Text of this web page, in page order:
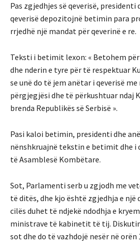
Pas zgjedhjes së qeverisë, presidenti
qeverisë depozitojnë betimin para
rrjedhë një mandat për qeverinë e re.
Teksti i betimit lexon: « Betohem
dhe nderin e tyre për të respektuar
se unë do të jem anëtar i qeverisë
përgjegjësi dhe të përkushtuar ndaj
brenda Republikës së Serbisë ».
Pasi kaloi betimin, presidenti dhe
nënshkruajnë tekstin e betimit dhe
të Asamblesë Kombëtare.
Sot, Parlamenti serb u zgjodh me
të ditës, dhe kjo është zgjedhja e një
cilës duhet të ndjekë ndodhja e
ministrave të kabinetit të tij.
sot dhe do të vazhdojë nesër në orën